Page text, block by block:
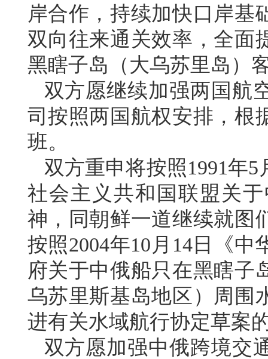
岸合作，持续加快口岸基
双向往来通关效率，全面
黑瞎子岛（大乌苏里岛）
双方愿继续加强两国航
司按照两国航权安排，根
班。
双方重申将按照1991年
社会主义共和国联盟关
神，同朝鲜一道继续就图
按照2004年10月14日《
府关于中俄船只在黑瞎子
乌苏里斯基岛地区）周围
进有关水域航行协定草案
双方愿加强中俄跨境交